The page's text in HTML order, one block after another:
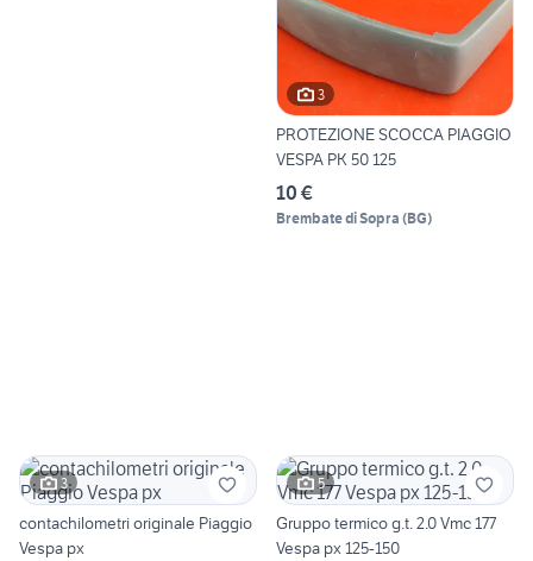
3
PROTEZIONE SCOCCA PIAGGIO
VESPA PK 50 125
10 €
Brembate di Sopra (BG)
3
contachilometri originale Piaggio
Vespa px
5
Gruppo termico g.t. 2.0 Vmc 177
Vespa px 125-150